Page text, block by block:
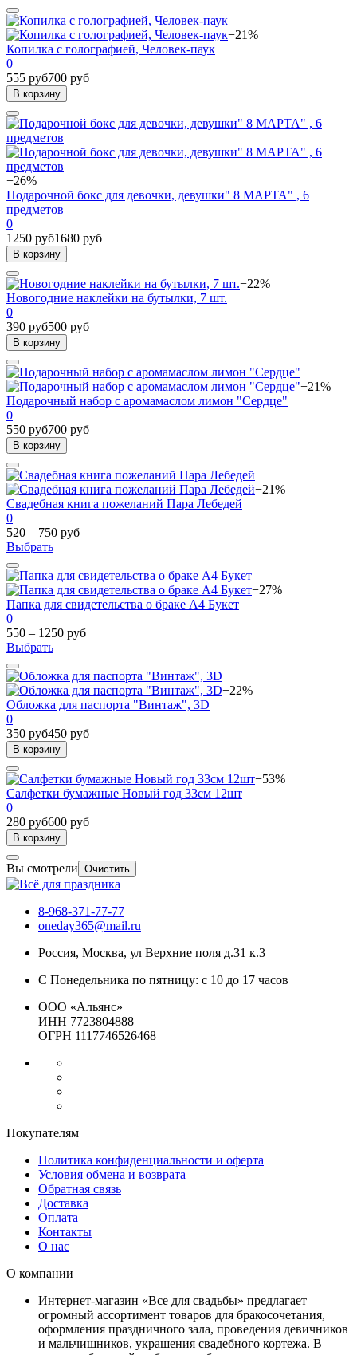
−21%
Копилка с голографией, Человек-паук
0
555 руб700 руб
В корзину
−26%
Подарочной бокс для девочки, девушки" 8 МАРТА" , 6
предметов
0
1250 руб1680 руб
В корзину
−22%
Новогодние наклейки на бутылки, 7 шт.
0
390 руб500 руб
В корзину
−21%
Подарочный набор с аромамаслом лимон "Сердце"
0
550 руб700 руб
В корзину
−21%
Свадебная книга пожеланий Пара Лебедей
0
520 – 750 руб
Выбрать
−27%
Папка для свидетельства о браке А4 Букет
0
550 – 1250 руб
Выбрать
−22%
Обложка для паспорта "Винтаж", 3D
0
350 руб450 руб
В корзину
−53%
Салфетки бумажные Новый год 33см 12шт
0
280 руб600 руб
В корзину
Вы смотрели Очистить
8-968-371-77-77
oneday365@mail.ru
Россия, Москва, ул Верхние поля д.31 к.3
С Понедельника по пятницу: с 10 до 17 часов
ООО «Альянс»
ИНН 7723804888
ОГРН 1117746526468
Покупателям
Политика конфиденциальности и оферта
Условия обмена и возврата
Обратная связь
Доставка
Оплата
Контакты
О нас
О компании
Интернет-магазин «Все для свадьбы» предлагает
огромный ассортимент товаров для бракосочетания,
оформления праздничного зала, проведения девичников
и мальчишников, украшения свадебного кортежа. В